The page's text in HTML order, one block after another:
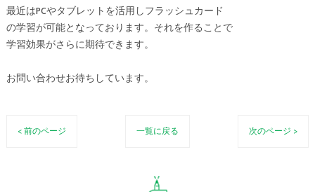
最近はPCやタブレットを活用しフラッシュカード
の学習が可能となっております。それを作ることで
学習効果がさらに期待できます。
お問い合わせお待ちしています。
< 前のページ 一覧に戻る 次のページ >